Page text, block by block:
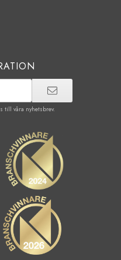
till våra nyhetsbrev.